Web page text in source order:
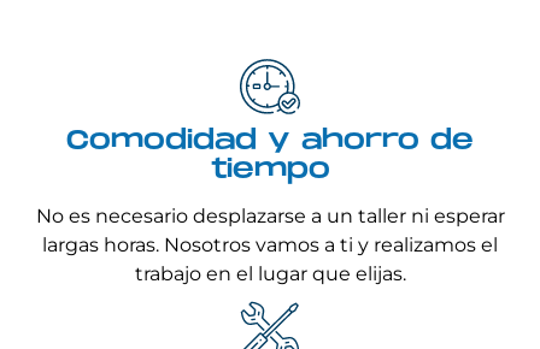
Comodidad y ahorro de
tiempo
No es necesario desplazarse a un taller ni esperar
largas horas. Nosotros vamos a ti y realizamos el
trabajo en el lugar que elijas.